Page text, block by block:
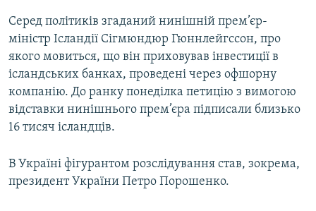
Серед політиків згаданий нинішній прем’єр-
міністр Ісландії Сігмюндюр Гюннлейгссон, про
якого мовиться, що він приховував інвестиції в
ісландських банках, проведені через офшорну
компанію. До ранку понеділка петицію з вимогою
відставки нинішнього прем’єра підписали близько
16 тисяч ісландців.
В Україні фігурантом розслідування став, зокрема,
президент України Петро Порошенко.